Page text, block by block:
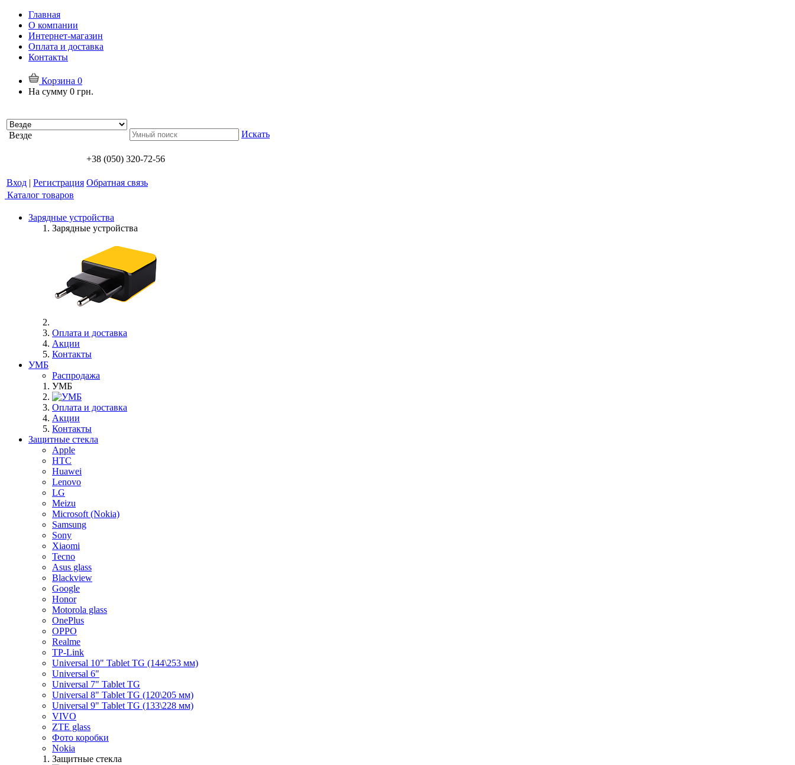
Главная
О компании
Интернет-магазин
Оплата и доставка
Контакты
Корзина 0
На сумму 0 грн.
Везде Искать
+38 (050) 320-72-56
Вход | Регистрация Обратная связь
Каталог товаров
Зарядные устройства
Зарядные устройства
Оплата и доставка
Акции
Контакты
УМБ
Распродажа
УМБ
Оплата и доставка
Акции
Контакты
Защитные стекла
Apple
HTC
Huawei
Lenovo
LG
Meizu
Microsoft (Nokia)
Samsung
Sony
Xiaomi
Tecno
Asus glass
Blackview
Google
Honor
Motorola glass
OnePlus
OPPO
Realme
TP-Link
Universal 10" Tablet TG (144\253 мм)
Universal 6"
Universal 7" Tablet TG
Universal 8" Tablet TG (120\205 мм)
Universal 9" Tablet TG (133\228 мм)
VIVO
ZTE glass
Фото коробки
Nokia
Защитные стекла